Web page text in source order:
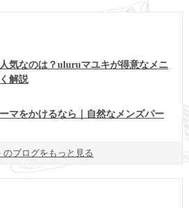
気なのは？uluruマユキが得意なメニ
解説
マをかけるなら｜自然なメンズパー
のブログをもっと見る